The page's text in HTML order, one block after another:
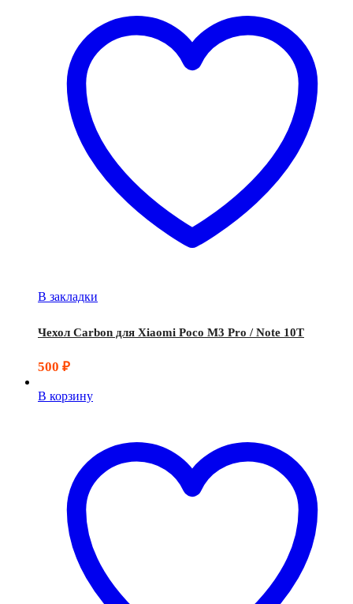
В закладки
Чехол Carbon для Xiaomi Poco M3 Pro / Note 10T
500 ₽
В корзину